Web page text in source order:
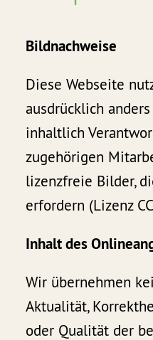
Bildnachweise
Diese Webseite
ausdrücklich
inhaltlich
zugehörigen
lizenzfreie Bilder,
erfordern (Lizenz
Inhalt des
Wir übernehmen
Aktualität,
oder Qualität der